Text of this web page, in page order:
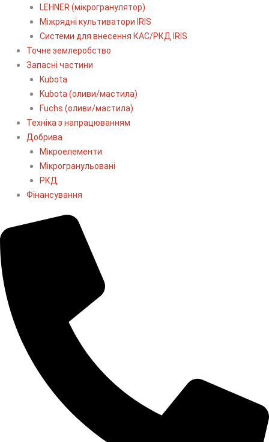
LEHNER (мікрогранулятор)
Міжрядні культиватори IRIS
Системи для внесення КАС/РКД IRIS
Точне землеробство
Запасні частини
Kubota
Kubota (оливи/мастила)
Fuchs (оливи/мастила)
Техніка з напрацюванням
Добрива
Мікроелементи
Мікрогранульовані
РКД
Фінансування